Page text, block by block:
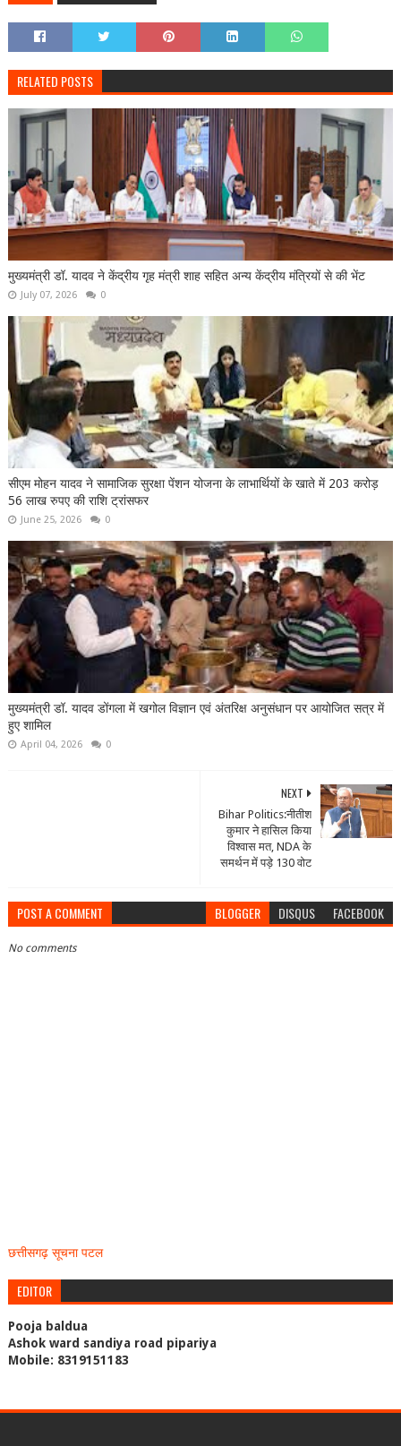
RELATED POSTS
मुख्यमंत्री डॉ. यादव ने केंद्रीय गृह मंत्री शाह सहित अन्य केंद्रीय मंत्रियों से की भेंट
July 07, 2026 0
सीएम मोहन यादव ने सामाजिक सुरक्षा पेंशन योजना के लाभार्थियों के खाते में 203 करोड़
56 लाख रुपए की राशि ट्रांसफर
June 25, 2026 0
मुख्यमंत्री डॉ. यादव डोंगला में खगोल विज्ञान एवं अंतरिक्ष अनुसंधान पर आयोजित सत्र में
हुए शामिल
April 04, 2026 0
NEXT
Bihar Politics:नीतीश
कुमार ने हासिल किया
विश्वास मत, NDA के
समर्थन में पड़े 130 वोट
POST A COMMENT BLOGGER DISQUS FACEBOOK
No comments
छत्तीसगढ़ सूचना पटल
EDITOR
Pooja baldua
Ashok ward sandiya road pipariya
Mobile: 8319151183